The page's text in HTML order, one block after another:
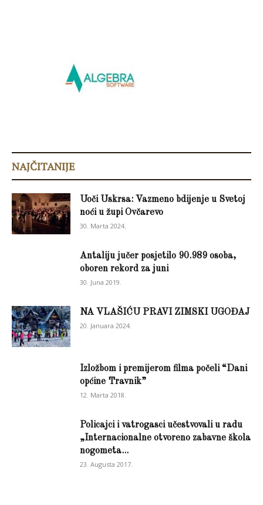
NAJČITANIJE
Uoči Uskrsa: Vazmeno bdijenje u Svetoj
noći u župi Ovčarevo
30. Marta 2024.
Antaliju jučer posjetilo 90.989 osoba,
oboren rekord za juni
30. Juna 2019.
NA VLAŠIĆU PRAVI ZIMSKI UGOĐAJ
20. Januara 2024.
Izložbom i premijerom filma počeli “Dani
općine Travnik”
12. Marta 2018.
Policajci i vatrogasci učestvovali u radu
„Internacionalne otvoreno zabavne škola
nogometa...
23. Augusta 2017.